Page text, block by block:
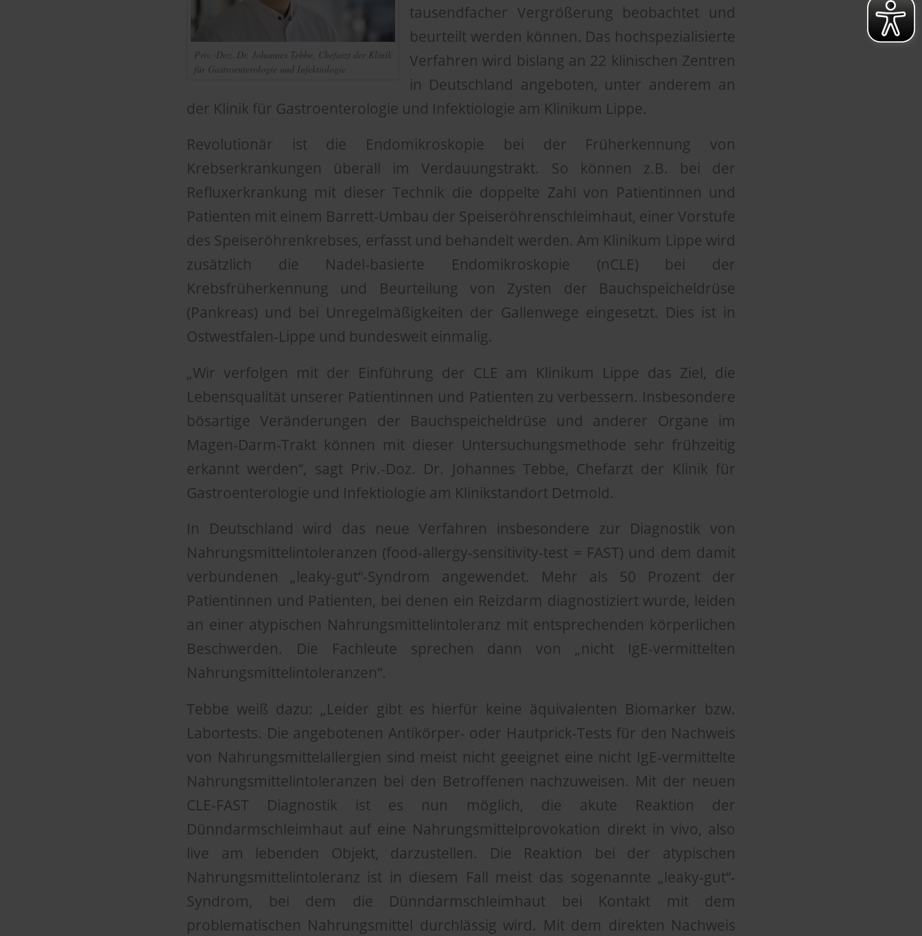
Priv.-Doz. Dr. Johannes Tebbe, Chefarzt der Klinik
für Gastroenterologie und Infektiologie
tausendfacher Vergrößerung beobachtet und
beurteilt werden können. Das hochspezialisierte
Verfahren wird bislang an 22 klinischen Zentren
in Deutschland angeboten, unter anderem an
der Klinik für Gastroenterologie und Infektiologie am Klinikum Lippe.
Revolutionär ist die Endomikroskopie bei der Früherkennung von
Krebserkrankungen überall im Verdauungstrakt. So können z.B. bei der
Refluxerkrankung mit dieser Technik die doppelte Zahl von Patientinnen und
Patienten mit einem Barrett-Umbau der Speiseröhrenschleimhaut, einer Vorstufe
des Speiseröhrenkrebses, erfasst und behandelt werden. Am Klinikum Lippe wird
zusätzlich die Nadel-basierte Endomikroskopie (nCLE) bei der
Krebsfrüherkennung und Beurteilung von Zysten der Bauchspeicheldrüse
(Pankreas) und bei Unregelmäßigkeiten der Gallenwege eingesetzt. Dies ist in
Ostwestfalen-Lippe und bundesweit einmalig.
„Wir verfolgen mit der Einführung der CLE am Klinikum Lippe das Ziel, die
Lebensqualität unserer Patientinnen und Patienten zu verbessern. Insbesondere
bösartige Veränderungen der Bauchspeicheldrüse und anderer Organe im
Magen-Darm-Trakt können mit dieser Untersuchungsmethode sehr frühzeitig
erkannt werden“, sagt Priv.-Doz. Dr. Johannes Tebbe, Chefarzt der Klinik für
Gastroenterologie und Infektiologie am Klinikstandort Detmold.
In Deutschland wird das neue Verfahren insbesondere zur Diagnostik von
Nahrungsmittelintoleranzen (food-allergy-sensitivity-test = FAST) und dem damit
verbundenen „leaky-gut“-Syndrom angewendet. Mehr als 50 Prozent der
Patientinnen und Patienten, bei denen ein Reizdarm diagnostiziert wurde, leiden
an einer atypischen Nahrungsmittelintoleranz mit entsprechenden körperlichen
Beschwerden. Die Fachleute sprechen dann von „nicht IgE-vermittelten
Nahrungsmittelintoleranzen“.
Tebbe weiß dazu: „Leider gibt es hierfür keine äquivalenten Biomarker bzw.
Labortests. Die angebotenen Antikörper- oder Hautprick-Tests für den Nachweis
von Nahrungsmittelallergien sind meist nicht geeignet eine nicht IgE-vermittelte
Nahrungsmittelintoleranzen bei den Betroffenen nachzuweisen. Mit der neuen
CLE-FAST Diagnostik ist es nun möglich, die akute Reaktion der
Dünndarmschleimhaut auf eine Nahrungsmittelprovokation direkt in vivo, also
live am lebenden Objekt, darzustellen. Die Reaktion bei der atypischen
Nahrungsmittelintoleranz ist in diesem Fall meist das sogenannte „leaky-gut“-
Syndrom, bei dem die Dünndarmschleimhaut bei Kontakt mit dem
problematischen Nahrungsmittel durchlässig wird. Mit dem direkten Nachweis